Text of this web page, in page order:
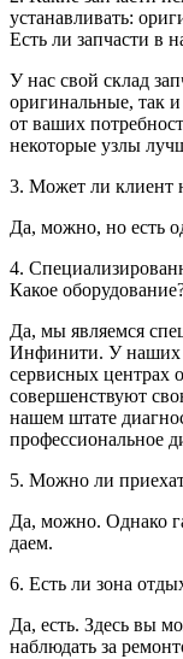
устанавливать:
Есть ли запчасти в
У нас свой склад
оригинальные, так
от ваших
некоторые узлы
3. Может ли клиент
Да, можно, но есть
4.
Какое
Да, мы являемся
Инфинити. У наших
сервисных центрах
совершенствуют
нашем штате
профессиональное
5. Можно ли
Да, можно. Однако
даем.
6. Есть ли зона
Да, есть. Здесь вы
наблюдать за